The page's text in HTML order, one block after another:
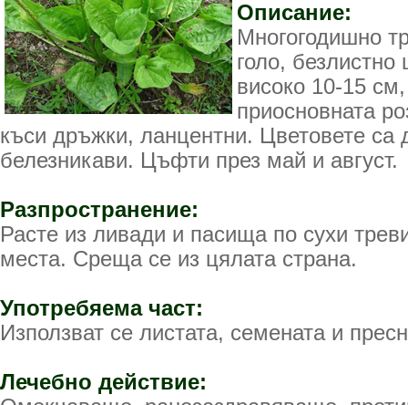
Описание:
Многогодишно
голо, безлистно
високо 10-15
приосновната
къси дръжки, ланцентни. Цветовете са
белезникави. Цъфти през май и август.
Разпространение:
Расте из ливади и пасища по сухи
места. Среща се из цялата страна.
Употребяема част:
Използват се листата, семената и
Лечебно действие: